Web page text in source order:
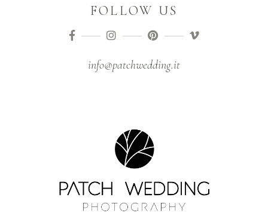
FOLLOW US
info@patchwedding.it